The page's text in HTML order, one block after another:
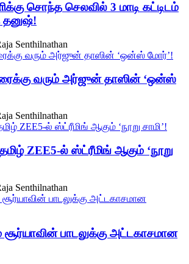
சொந்த செலவில் 3 மாடி கட்டிடம்
தனுஷ்!
Senthilnathan
வரும் அர்ஜுன் தாஸின் ‘ஒன்ஸ்
Senthilnathan
ZEE5-ல் ஸ்ட்ரீமிங் ஆகும் ‘நூறு
Senthilnathan
பாடலுக்கு அட்டகாசமான